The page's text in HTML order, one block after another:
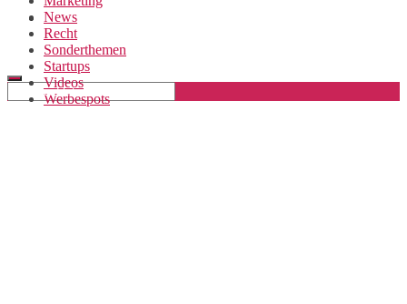
Geschäftskonto eröffnen
News
Recht
Sonderthemen
Startups
Videos
Werbespots